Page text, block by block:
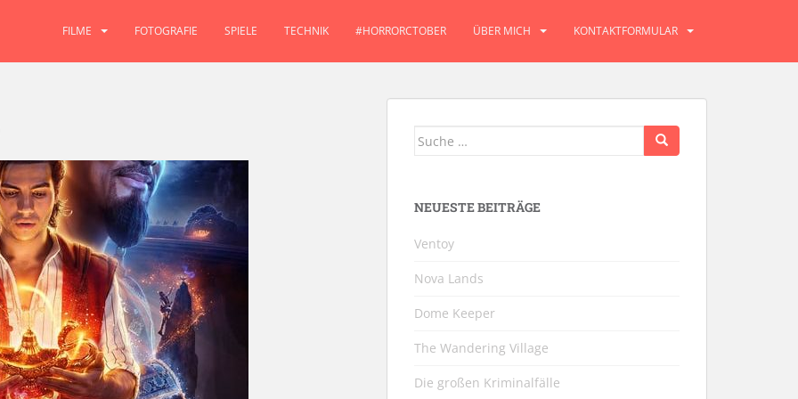
FILME FOTOGRAFIE SPIELE TECHNIK #HORRORCTOBER ÜBER MICH KONTAKTFORMULAR
Suche
NEUESTE BEITRÄGE
Ventoy
Nova Lands
Dome Keeper
The Wandering Village
Die großen Kriminalfälle